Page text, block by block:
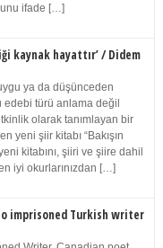
ifade […]
kaynak hayattır’ / Didem
ya da düşünceden
edebi türü anlama değil
olarak tanımlayan bir
yeni şiir kitabı “Bakışın
kitabını, şiiri ve şiire dahil
iyi okurlarınızdan […]
imprisoned Turkish writer